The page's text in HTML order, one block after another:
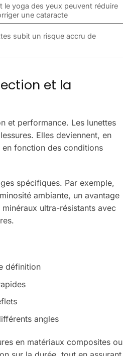
le yoga des yeux peuvent réduire
une cataracte
subit un risque accru de
et la
et performance. Les lunettes
Elles deviennent, en
fonction des conditions
spécifiques. Par exemple,
ambiante, un avantage
ultra-résistants avec
définition
angles
en matériaux composites ou